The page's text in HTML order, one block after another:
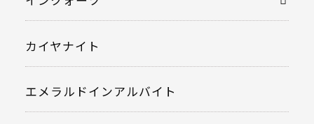
カイヤナイト
エメラルドインアルバイト